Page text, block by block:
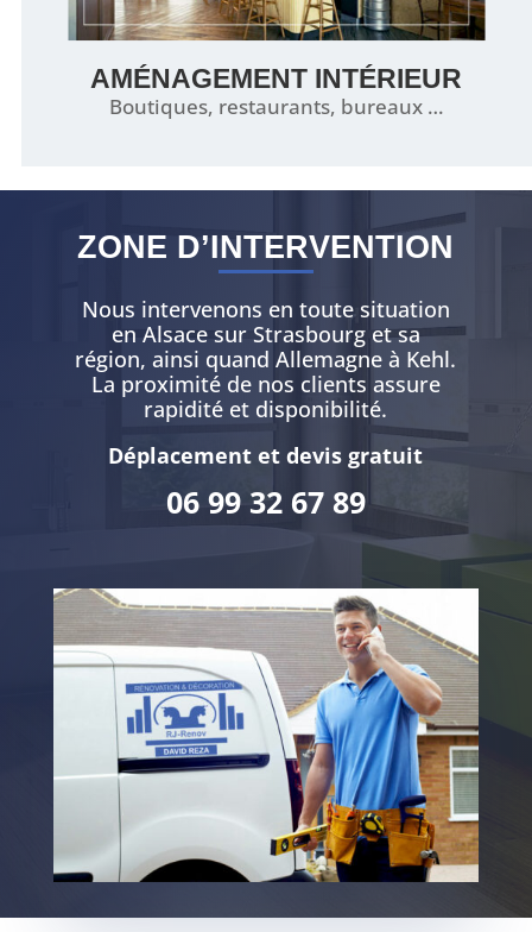
AMÉNAGEMENT INTÉRIEUR
Boutiques, restaurants, bureaux …
ZONE D’INTERVENTION
Nous intervenons en toute situation
en Alsace sur Strasbourg et sa
région, ainsi quand Allemagne à Kehl.
La proximité de nos clients assure
rapidité et disponibilité.
Déplacement et devis gratuit
06 99 32 67 89